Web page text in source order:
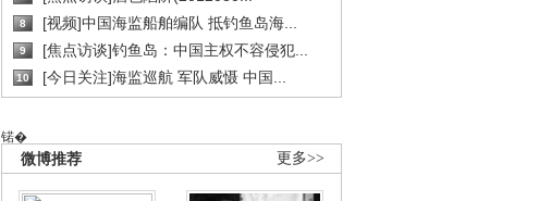
8 [视频]中国海监船舶编队 抵钓鱼岛海...
9 [焦点访谈]钓鱼岛：中国主权不容侵犯...
10 [今日关注]海监巡航 军队威慑 中国...
锘�
更多>>
微博推荐